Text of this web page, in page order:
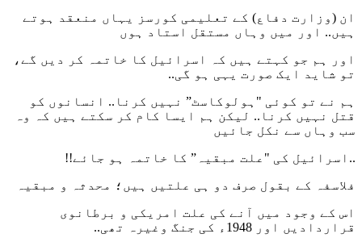
ان (وزارت دفاع) کے تعلیمی کورسز یہاں منعقد ہوتے
ہیں.. اور میں وہاں مستقل استاد ہوں
اور ہم جو کہتے ہیں کہ اسرائیل کا خاتمہ کر دیں گے،
تو شاید ایک صورت یہی ہو گی..
ہم نے تو کوئی "ہولوکاسٹ” نہیں کرنا.. انسانوں کو
قتل نہیں کرنا.. لیکن ہم ایسا کام کر سکتے ہیں کہ وہ
سب وہاں سے نکل جائیں
..اسرائیل کی "علت مبقیہ” کا خاتمہ ہو جائے!!
فلاسفہ کے بقول صرف دو ہی علتیں ہیں؛ محدثہ و مبقیہ
اس کے وجود میں آنے کی علت امریکی و برطانوی
قراردادیں اور 1948ء کی جنگ وغیرہ تھی..